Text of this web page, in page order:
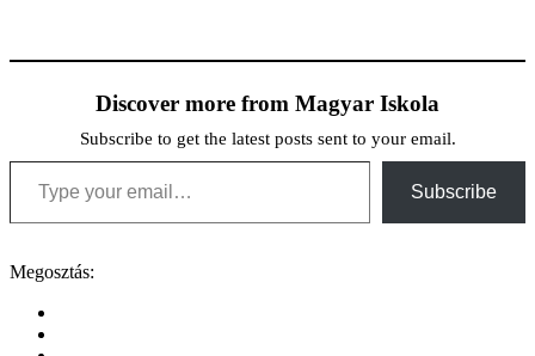
fejezik be tanulmányaikat. A
három részből áll, írásbeli,
gyakorlati és szóbeli…
Discover more from Magyar Iskola
Subscribe to get the latest posts sent to your email.
Type your email…
Subscribe
Megosztás: